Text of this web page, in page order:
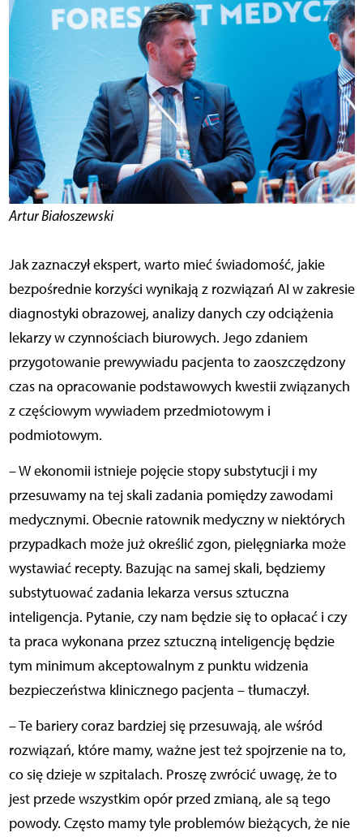
Artur Białoszewski
Jak zaznaczył ekspert, warto mieć świadomość, jakie
bezpośrednie korzyści wynikają z rozwiązań AI w zakresie
diagnostyki obrazowej, analizy danych czy odciążenia
lekarzy w czynnościach biurowych. Jego zdaniem
przygotowanie prewywiadu pacjenta to zaoszczędzony
czas na opracowanie podstawowych kwestii związanych
z częściowym wywiadem przedmiotowym i
podmiotowym.
– Wekonomii istnieje pojęciestopy substytucji i my
przesuwamy na tej skali zadania pomiędzy zawodami
medycznymi. Obecnie ratownik medyczny w niektórych
przypadkach może już określić zgon, pielęgniarka może
wystawiać recepty. Bazując na samej skali, będziemy
substytuować zadania lekarza versus sztuczna
inteligencja. Pytanie, czy nam będzie się to opłacać i czy
ta praca wykonana przez sztuczną inteligencję będzie
tym minimum akceptowalnym z punktu widzenia
bezpieczeństwa klinicznego pacjenta – tłumaczył.
– Te bariery coraz bardziej się przesuwają, ale wśród
rozwiązań, które mamy, ważne jest też spojrzenie na to,
co się dzieje w szpitalach. Proszę zwrócić uwagę, że to
jest przede wszystkim opór przed zmianą, ale są tego
powody. Często mamy tyle problemów bieżących, że nie